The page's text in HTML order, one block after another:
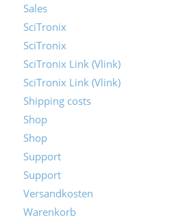
Sales
SciTronix
SciTronix
SciTronix Link (Vlink)
SciTronix Link (Vlink)
Shipping costs
Shop
Shop
Support
Support
Versandkosten
Warenkorb